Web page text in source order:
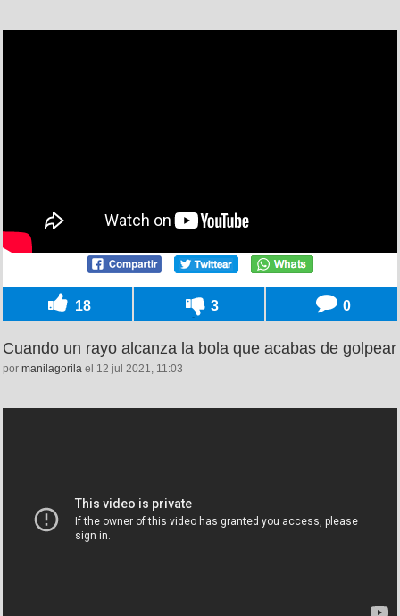
18 3 0
Cuando un rayo alcanza la bola que acabas de golpear
por manilagorila el 12 jul 2021, 11:03